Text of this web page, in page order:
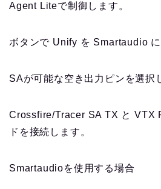
Agent Liteで制御します。
ボタンで Unify を Smartaudio に
SAが可能な空き出力ピンを選択
Crossfire/Tracer SA TX と VTX
ドを接続します。
Smartaudioを使用する場合